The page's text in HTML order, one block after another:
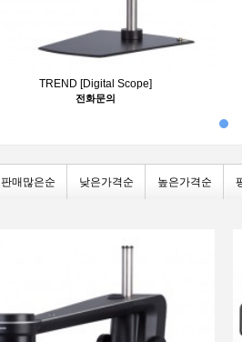
TREND [Digital Scope]
전화문의
판매많은순 낮은가격순 높은가격순